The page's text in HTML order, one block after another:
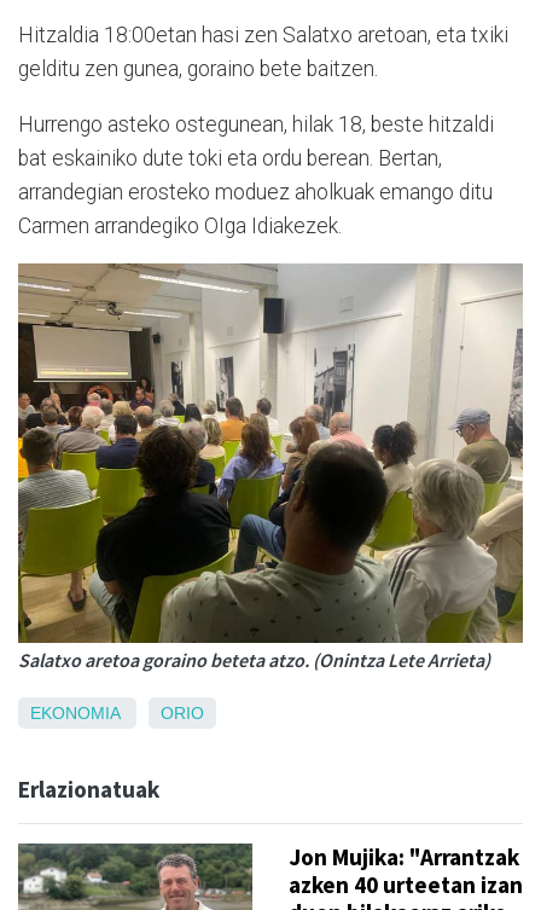
Hitzaldia 18:00etan hasi zen Salatxo aretoan, eta txiki
gelditu zen gunea, goraino bete baitzen.
Hurrengo asteko ostegunean, hilak 18, beste hitzaldi
bat eskainiko dute toki eta ordu berean. Bertan,
arrandegian erosteko moduez aholkuak emango ditu
Carmen arrandegiko OIga Idiakezek.
Salatxo aretoa goraino beteta atzo. (Onintza Lete Arrieta)
EKONOMIA ORIO
Erlazionatuak
Jon Mujika: "Arrantzak
azken 40 urteetan izan